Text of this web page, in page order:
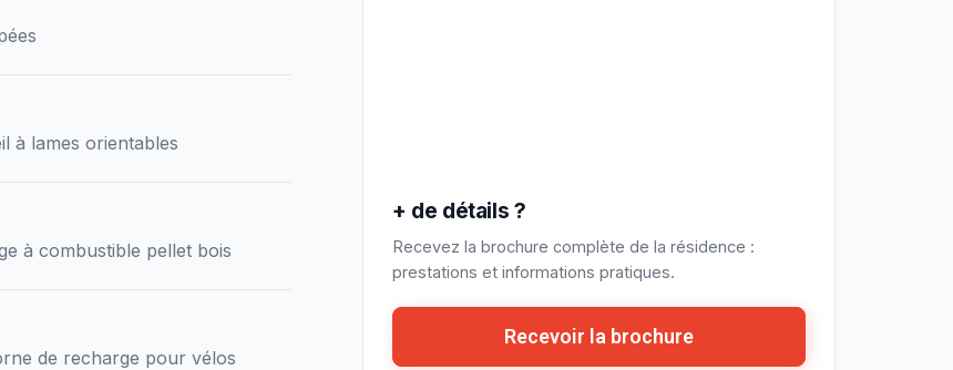
à lames orientables
à combustible pellet bois
de recharge pour vélos
+ de détails ?
Recevez la brochure complète de la résidence :
prestations et informations pratiques.
Recevoir la brochure